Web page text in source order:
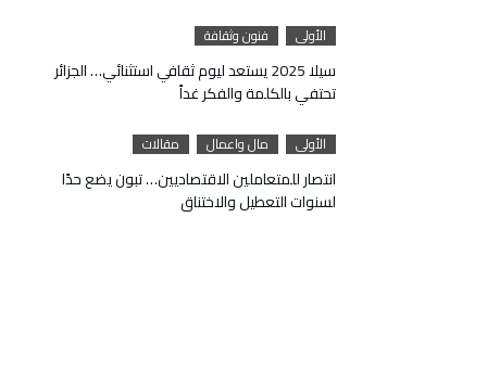
الأولى فنون وثقافة
سيلا 2025 يستعد ليوم ثقافي استثنائي… الجزائر
تحتفي بالكلمة والفكر غداً
الأولى مال واعمال مقالات
انتصار للمتعاملين الاقتصاديين… تبون يضع حدًا
لسنوات التعطيل والاختناق